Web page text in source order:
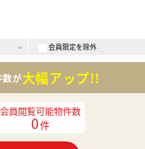
会員限定を除外
数が大幅アップ!!
会員閲覧可能物件数
0件